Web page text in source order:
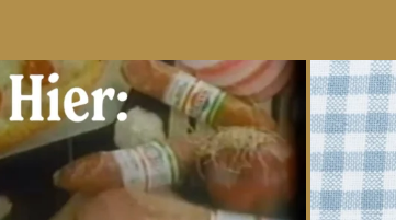
basements to candlelit condo...
8 0
One